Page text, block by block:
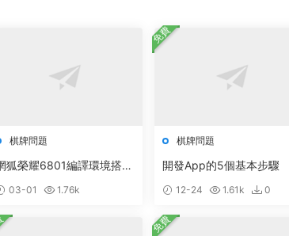
棋牌問題
狐榮耀6801編譯環境搭建
03-01 1.76k
棋牌問題
開發App的5個基本步驟
12-24 1.61k 0
免費
免費